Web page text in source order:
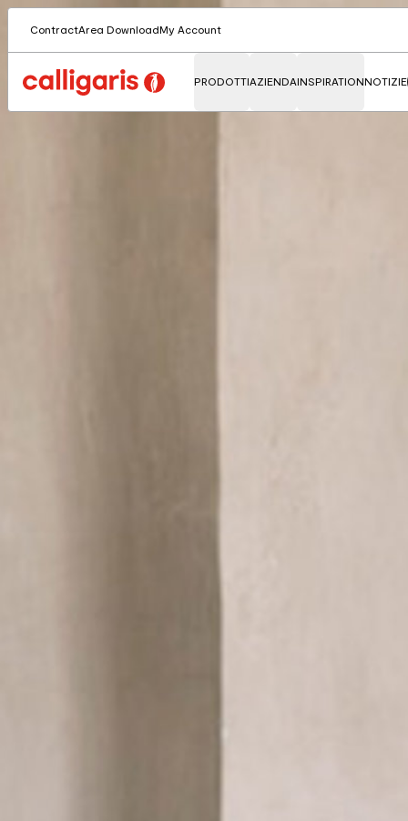
ContractArea DownloadMy Account
PRODOTTIAZIENDAINSPIRATIONNOTIZIE